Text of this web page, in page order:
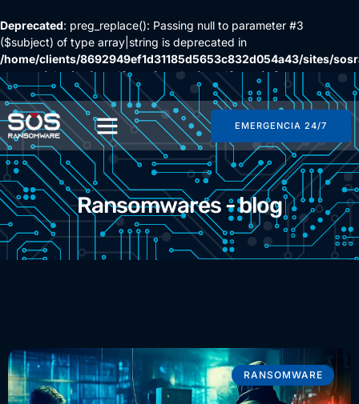
Deprecated: preg_replace(): Passing null to parameter #3
($subject) of type array|string is deprecated in
/home/clients/8692949ef1d31185d5653c832d054a43/sites/
content/plugins/wordfence/vendor/wordfence/wf-
waf/src/lib/rules.php
on line 1896
EMERGENCIA 24/7
Ransomwares - blog
RANSOMWARE